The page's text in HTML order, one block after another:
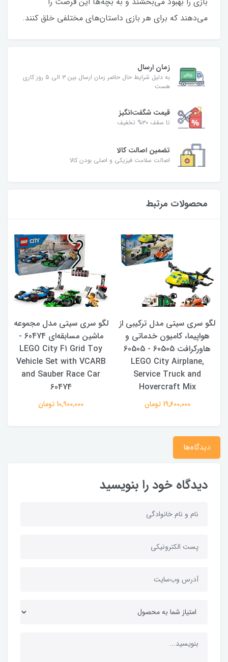
می‌دهند که برای هر بازی داستان‌های مختلفی خلق کنند.
زمان ارسال
به دلیل شرایط حال حاضر زمان ارسال بین ۳ الی ۵ روز کاری
هست
قیمت شگفت‌انگیز
تا سقف ۳۰% تخفیف
تضمین اصالت کالا
اصالت سلامت فیزیکی و اصلی بودن کالا
محصولات مرتبط
لگو سری سیتی مدل ترکیبی از
هواپیما، کامیون خدماتی و
هاورکرافت 60505 - 60505
LEGO City Airplane,
Service Truck and
Hovercraft Mix
19,600,000 تومان
لگو سری سیتی مدل مجموعه
ماشین مسابقه‌ای 60474 -
LEGO City F1 Grid Toy
Vehicle Set with VCARB
and Sauber Race Car
60474
10,900,000 تومان
دیدگاه‌ها
دیدگاه خود را بنویسید